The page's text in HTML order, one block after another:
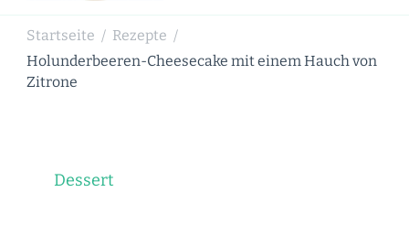
Startseite / Rezepte /
Holunderbeeren-Cheesecake mit einem Hauch von
Zitrone
Dessert